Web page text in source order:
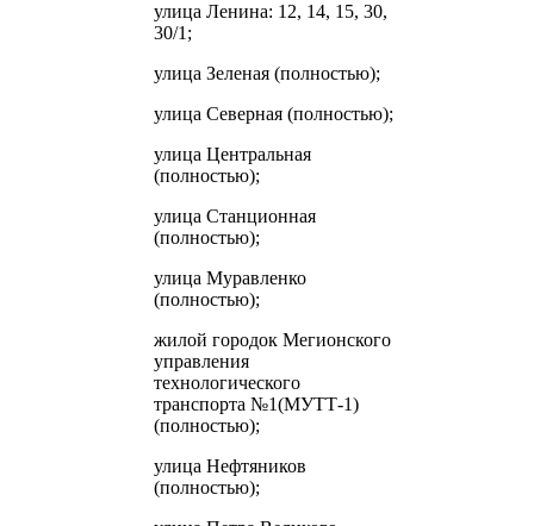
улица Ленина: 12, 14, 15, 30,
30/1;
улица Зеленая (полностью);
улица Северная (полностью);
улица Центральная
(полностью);
улица Станционная
(полностью);
улица Муравленко
(полностью);
жилой городок Мегионского
управления
технологического
транспорта №1(МУТТ-1)
(полностью);
улица Нефтяников
(полностью);